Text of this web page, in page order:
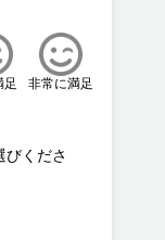
足 非常に満足
くださ